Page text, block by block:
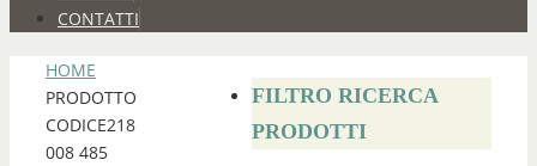
CONTATTI
HOME
PRODOTTO
CODICE218
008 485
FILTRO RICERCA
PRODOTTI